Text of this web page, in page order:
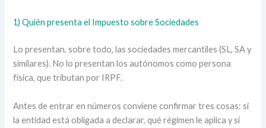
1) Quién presenta el Impuesto sobre Sociedades
Lo presentan, sobre todo, las sociedades mercantiles (SL, SA y
similares). No lo presentan los autónomos como persona
física, que tributan por IRPF.
Antes de entrar en números conviene confirmar tres cosas: si
la entidad está obligada a declarar, qué régimen le aplica y si